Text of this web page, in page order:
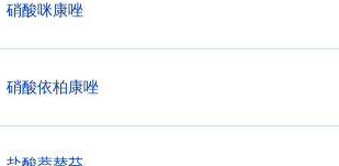
硝酸咪康唑
硝酸依柏康唑